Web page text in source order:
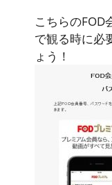
こちらのFOD
で観る時に必
ょう！